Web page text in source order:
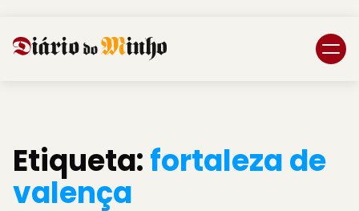
Etiqueta:fortaleza de
valença